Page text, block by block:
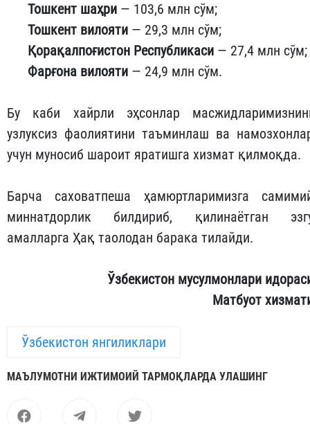
Тошкент шаҳри — 103,6 млн сўм;
Тошкент вилояти — 29,3 млн сўм;
Қорақалпоғистон Республикаси — 27,4 млн сўм;
Фарғона вилояти — 24,9 млн сўм.
Бу каби хайрли эҳсонлар
узлуксиз фаолиятини таъминлаш ва
учун муносиб шароит яратишга хизмат қилмоқда.
Барча саховатпеша ҳамюртларимизга
миннатдорлик билдириб, қилинаётган
амалларга Ҳақ таолодан барака тилайди.
Ўзбекистон мусулмонлари
Матбуот
Ўзбекистон янгиликлари
МАЪЛУМОТНИ ИЖТИМОИЙ ТАРМОҚЛАРДА УЛАШИНГ